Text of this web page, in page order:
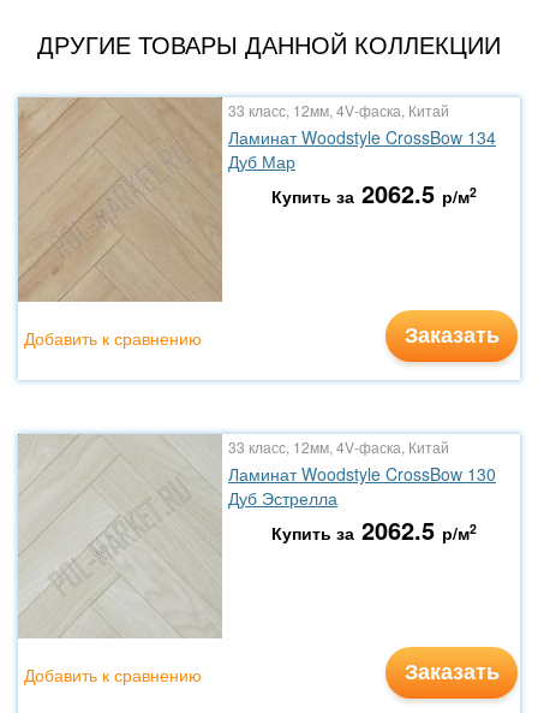
ДРУГИЕ ТОВАРЫ ДАННОЙ КОЛЛЕКЦИИ
33 класс, 12мм, 4V-фаска, Китай
Ламинат Woodstyle CrossBow 134
Дуб Мар
Купить за 2062.5 р/м2
Заказать
Добавить к сравнению
33 класс, 12мм, 4V-фаска, Китай
Ламинат Woodstyle CrossBow 130
Дуб Эстрелла
Купить за 2062.5 р/м2
Заказать
Добавить к сравнению